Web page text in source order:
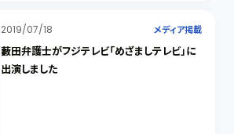
2019/07/18 メディア掲載
藪田弁護士がフジテレビ「めざましテレビ」に
出演しました